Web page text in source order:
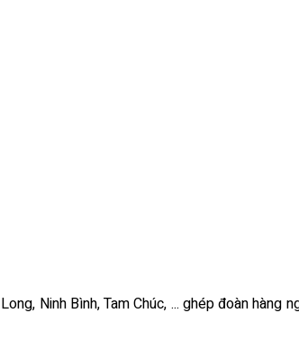
Ninh Bình, Tam Chúc, ... ghép đoàn hàng